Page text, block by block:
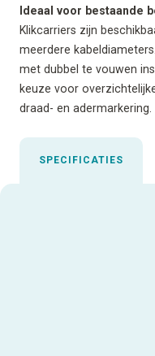
Ideaal voor bestaande
Klikcarriers zijn
meerdere
met dubbel te vouwen
keuze voor
draad- en adermarkering.
SPECIFICATIES